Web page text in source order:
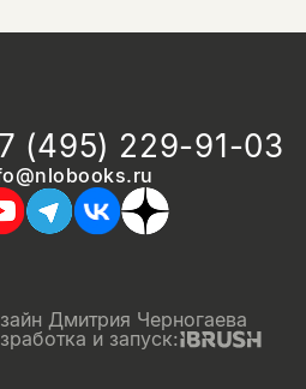
(495) 229-91-03
Дмитрия Черногаева
и запуск: